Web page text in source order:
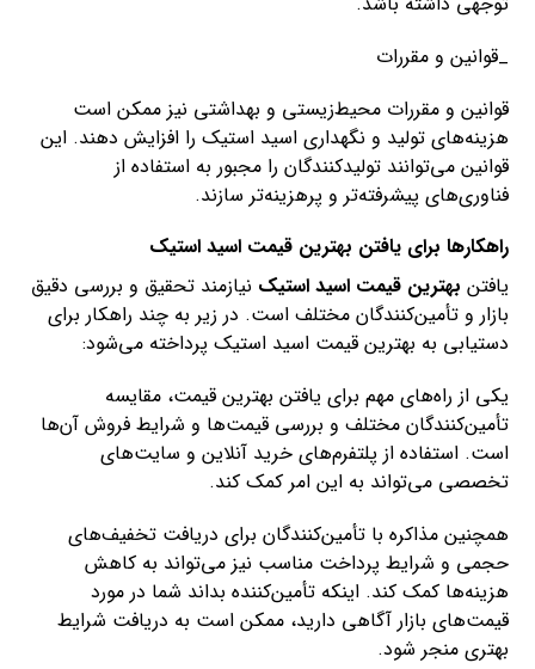
_قوانین و مقررات
قوانین و مقررات محیط‌زیستی و بهداشتی نیز ممکن است
هزینه‌های تولید و نگهداری اسید استیک را افزایش دهند. این
قوانین می‌توانند تولیدکنندگان را مجبور به استفاده از
فناوری‌های پیشرفته‌تر و پرهزینه‌تر سازند.
راهکارها برای یافتن بهترین قیمت اسید استیک
یافتن بهترین قیمت اسید استیک نیازمند تحقیق و بررسی دقیق
بازار و تأمین‌کنندگان مختلف است. در زیر به چند راهکار برای
دستیابی به بهترین قیمت اسید استیک پرداخته می‌شود:
یکی از راه‌های مهم برای یافتن بهترین قیمت، مقایسه
تأمین‌کنندگان مختلف و بررسی قیمت‌ها و شرایط فروش آن‌ها
است. استفاده از پلتفرم‌های خرید آنلاین و سایت‌های
تخصصی می‌تواند به این امر کمک کند.
همچنین مذاکره با تأمین‌کنندگان برای دریافت تخفیف‌های
حجمی و شرایط پرداخت مناسب نیز می‌تواند به کاهش
هزینه‌ها کمک کند. اینکه تأمین‌کننده بداند شما در مورد
قیمت‌های بازار آگاهی دارید، ممکن است به دریافت شرایط
بهتری منجر شود.